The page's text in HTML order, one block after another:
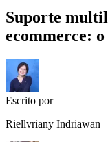
Suporte
ecommerce:
Escrito por
Riellvriany Indriawan